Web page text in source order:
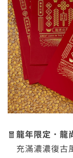
🧧 龍年限定．龍
充滿濃濃復古